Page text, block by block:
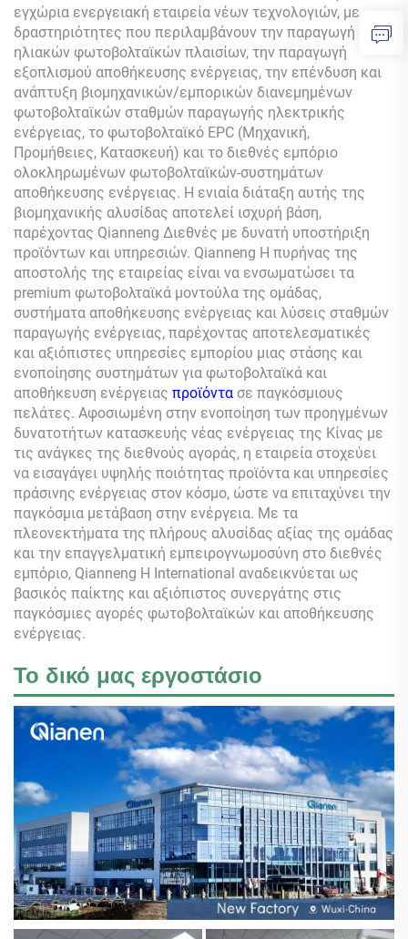
εγχώρια ενεργειακή εταιρεία νέων τεχνολογιών, με
δραστηριότητες που περιλαμβάνουν την παραγωγή
ηλιακών φωτοβολταϊκών πλαισίων, την παραγωγή
εξοπλισμού αποθήκευσης ενέργειας, την επένδυση και
ανάπτυξη βιομηχανικών/εμπορικών διανεμημένων
φωτοβολταϊκών σταθμών παραγωγής ηλεκτρικής
ενέργειας, το φωτοβολταϊκό EPC (Μηχανική,
Προμήθειες, Κατασκευή) και το διεθνές εμπόριο
ολοκληρωμένων φωτοβολταϊκών-συστημάτων
αποθήκευσης ενέργειας. Η ενιαία διάταξη αυτής της
βιομηχανικής αλυσίδας αποτελεί ισχυρή βάση,
παρέχοντας Qianneng Διεθνές με δυνατή υποστήριξη
προϊόντων και υπηρεσιών. Qianneng Η πυρήνας της
αποστολής της εταιρείας είναι να ενσωματώσει τα
premium φωτοβολταϊκά μοντούλα της ομάδας,
συστήματα αποθήκευσης ενέργειας και λύσεις σταθμών
παραγωγής ενέργειας, παρέχοντας αποτελεσματικές
και αξιόπιστες υπηρεσίες εμπορίου μιας στάσης και
ενοποίησης συστημάτων για φωτοβολταϊκά και
αποθήκευση ενέργειας προϊόντα σε παγκόσμιους
πελάτες. Αφοσιωμένη στην ενοποίηση των προηγμένων
δυνατοτήτων κατασκευής νέας ενέργειας της Κίνας με
τις ανάγκες της διεθνούς αγοράς, η εταιρεία στοχεύει
να εισαγάγει υψηλής ποιότητας προϊόντα και υπηρεσίες
πράσινης ενέργειας στον κόσμο, ώστε να επιταχύνει την
παγκόσμια μετάβαση στην ενέργεια. Με τα
πλεονεκτήματα της πλήρους αλυσίδας αξίας της ομάδας
και την επαγγελματική εμπειρογνωμοσύνη στο διεθνές
εμπόριο, Qianneng Η International αναδεικνύεται ως
βασικός παίκτης και αξιόπιστος συνεργάτης στις
παγκόσμιες αγορές φωτοβολταϊκών και αποθήκευσης
ενέργειας.
Το δικό μας εργοστάσιο